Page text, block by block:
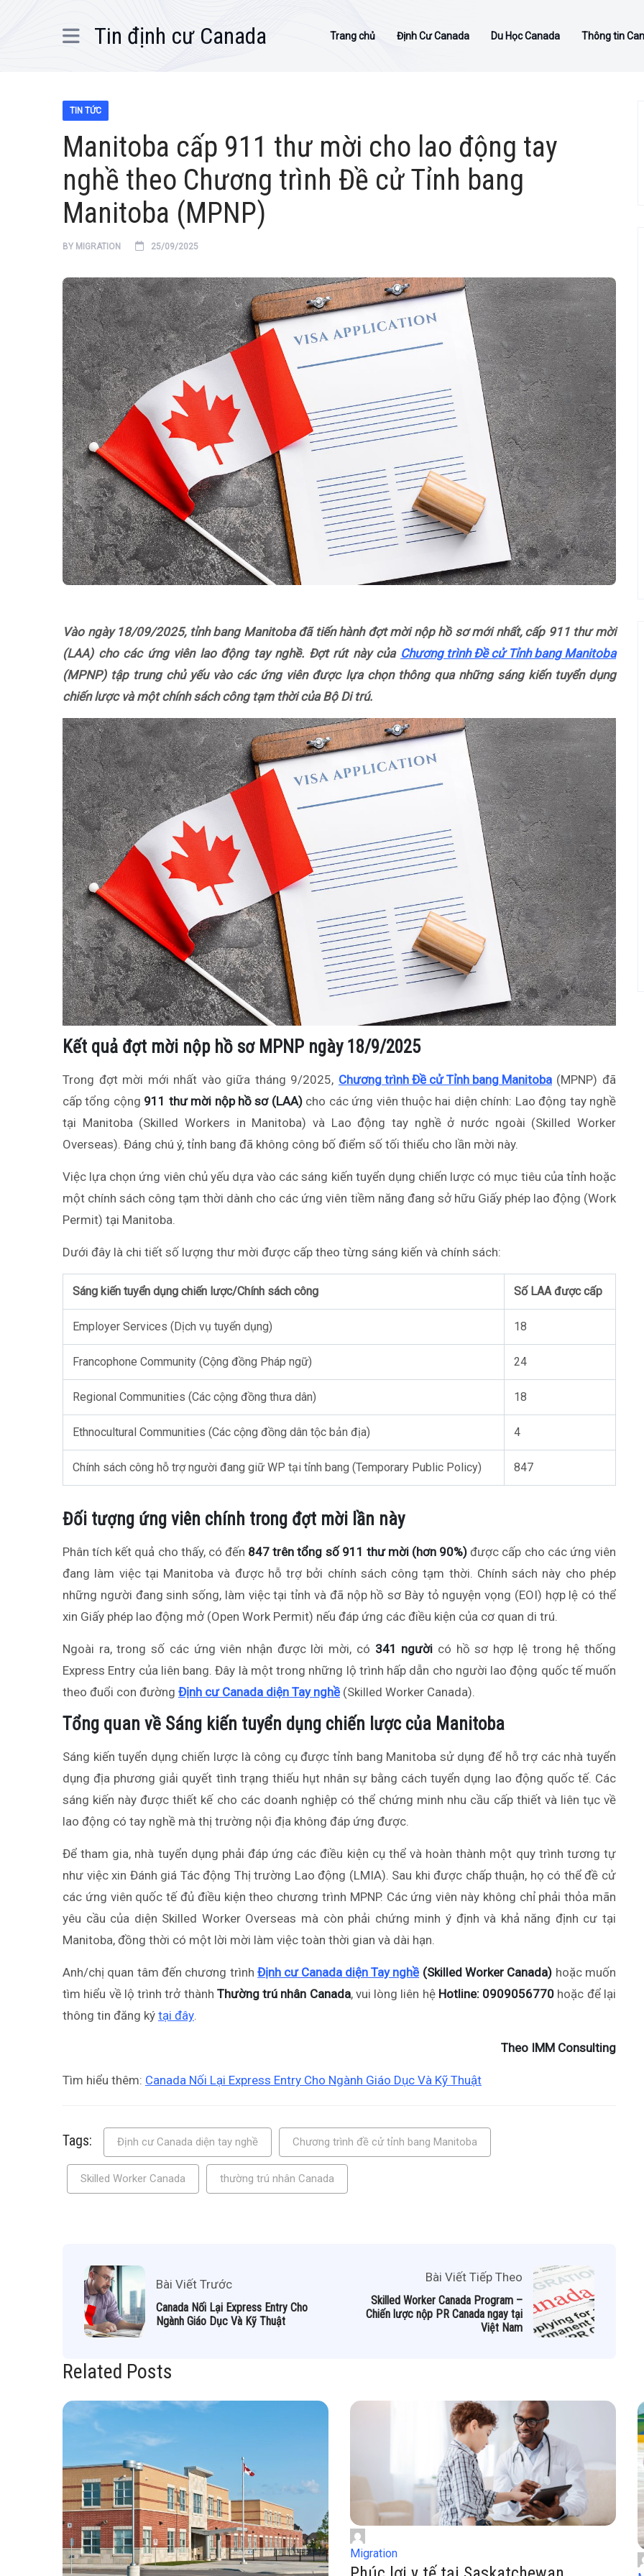
Tin định cư Canada Trang chủ Định Cư Canada Du Học Canada Thông tin
TIN TỨC
Manitoba cấp 911 thư mời cho lao động tay
nghề theo Chương trình Đề cử Tỉnh bang
Manitoba (MPNP)
BY MIGRATION 25/09/2025
Vào ngày 18/09/2025, tỉnh bang Manitoba đã tiến hành đợt mời nộp hồ sơ mới nhất, cấp 911 thư mời
(LAA) cho các ứng viên lao động tay nghề. Đợt rút này của Chương trình Đề cử Tỉnh bang Manitoba
(MPNP) tập trung chủ yếu vào các ứng viên được lựa chọn thông qua những sáng kiến tuyển dụng
chiến lược và một chính sách công tạm thời của Bộ Di trú.
Kết quả đợt mời nộp hồ sơ MPNP ngày 18/9/2025
Trong đợt mời mới nhất vào giữa tháng 9/2025, Chương trình Đề cử Tỉnh bang Manitoba(MPNP) đã
cấp tổng cộng 911 thư mời nộp hồ sơ (LAA)cho các ứng viên thuộc hai diện chính: Lao động tay nghề
tại Manitoba (Skilled Workers in Manitoba) và Lao động tay nghề ở nước ngoài (Skilled Worker
Overseas). Đáng chú ý, tỉnh bang đã không công bố điểm số tối thiểu cho lần mời này.
Việc lựa chọn ứng viên chủ yếu dựa vào các sáng kiến tuyển dụng chiến lược có mục tiêu của tỉnh hoặc
một chính sách công tạm thời dành cho các ứng viên tiềm năng đang sở hữu Giấy phép lao động (Work
Permit) tại Manitoba.
Dưới đây là chi tiết số lượng thư mời được cấp theo từng sáng kiến và chính sách:
Sáng kiến tuyển dụng chiến lược/Chính sách công Số LAA được cấp
Employer Services (Dịch vụ tuyển dụng) 18
Francophone Community (Cộng đồng Pháp ngữ) 24
Regional Communities (Các cộng đồng thưa dân) 18
Ethnocultural Communities (Các cộng đồng dân tộc bản địa) 4
Chính sách công hỗ trợ người đang giữ WP tại tỉnh bang (Temporary Public Policy) 847
Đối tượng ứng viên chính trong đợt mời lần này
Phân tích kết quả cho thấy, có đến 847 trên tổng số 911 thư mời (hơn 90%) được cấp cho các ứng viên
đang làm việc tại Manitoba và được hỗ trợ bởi chính sách công tạm thời. Chính sách này cho phép
những người đang sinh sống, làm việc tại tỉnh và đã nộp hồ sơ Bày tỏ nguyện vọng (EOI) hợp lệ có thể
xin Giấy phép lao động mở (Open Work Permit) nếu đáp ứng các điều kiện của cơ quan di trú.
Ngoài ra, trong số các ứng viên nhận được lời mời, có 341 người có hồ sơ hợp lệ trong hệ thống
Express Entry của liên bang. Đây là một trong những lộ trình hấp dẫn cho người lao động quốc tế muốn
theo đuổi con đường Định cư Canada diện Tay nghề (Skilled Worker Canada).
Tổng quan về Sáng kiến tuyển dụng chiến lược của Manitoba
Sáng kiến tuyển dụng chiến lược là công cụ được tỉnh bang Manitoba sử dụng để hỗ trợ các nhà tuyển
dụng địa phương giải quyết tình trạng thiếu hụt nhân sự bằng cách tuyển dụng lao động quốc tế. Các
sáng kiến này được thiết kế cho các doanh nghiệp có thể chứng minh nhu cầu cấp thiết và liên tục về
lao động có tay nghề mà thị trường nội địa không đáp ứng được.
Để tham gia, nhà tuyển dụng phải đáp ứng các điều kiện cụ thể và hoàn thành một quy trình tương tự
như việc xin Đánh giá Tác động Thị trường Lao động (LMIA). Sau khi được chấp thuận, họ có thể đề cử
các ứng viên quốc tế đủ điều kiện theo chương trình MPNP. Các ứng viên này không chỉ phải thỏa mãn
yêu cầu của diện Skilled Worker Overseas mà còn phải chứng minh ý định và khả năng định cư tại
Manitoba, đồng thời có một lời mời làm việc toàn thời gian và dài hạn.
Anh/chị quan tâm đến chương trìnhĐịnh cư Canada diện Tay nghề (Skilled Worker Canada) hoặc muốn
tìm hiểu về lộ trình trở thành Thường trú nhân Canada, vui lòng liên hệ Hotline: 0909056770 hoặc để lại
thông tin đăng ký tại đây.
Theo IMM Consulting
Tìm hiểu thêm: Canada Nối Lại Express Entry Cho Ngành Giáo Dục Và Kỹ Thuật
Tags: Định cư Canada diện tay nghề Chương trình đề cử tỉnh bang Manitoba
Skilled Worker Canada thường trú nhân Canada
Bài Viết Trước
Canada Nối Lại Express Entry Cho
Ngành Giáo Dục Và Kỹ Thuật
Bài Viết Tiếp Theo
Skilled Worker Canada Program –
Chiến lược nộp PR Canada ngay tại
Việt Nam
Related Posts
Migration